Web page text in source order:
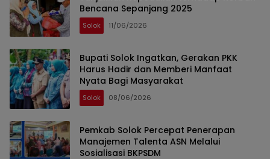
Bencana Sepanjang 2025
Solok 11/06/2026
Bupati Solok Ingatkan, Gerakan PKK
Harus Hadir dan Memberi Manfaat
Nyata Bagi Masyarakat
Solok 08/06/2026
Pemkab Solok Percepat Penerapan
Manajemen Talenta ASN Melalui
Sosialisasi BKPSDM